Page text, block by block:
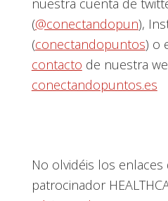
nuestra cuenta de
(@conectandopun),
(conectandopuntos) o
contacto de nuestra
conectandopuntos.es
No olvidéis los
patrocinador